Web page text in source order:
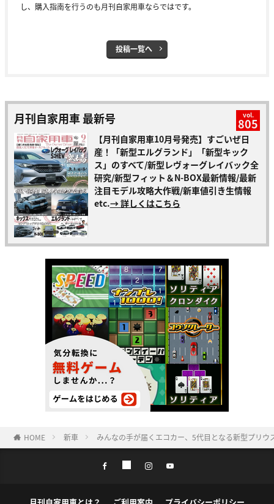
し、購入指南を行うのも月刊自家用車ならではです。
投稿一覧へ
月刊自家用車 最新号 vol.
805
【月刊自家用車10月号発売】すごいぜ日
産！「新型エルグランド」「新型キック
ス」のすべて/新型レヴォーグレイバック全
研究/新型フィット＆N-BOX最新情報/最新
注目モデル攻略大作戦/新車値引き生情報
etc.→ 詳しくはこちら
HOME 新車 みんなの手が届くエコカー、5代目となる新型プリウ